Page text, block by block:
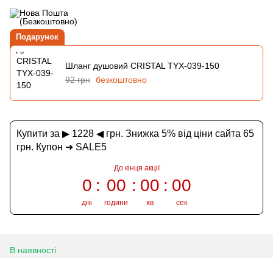
Подарунок
Шланг душовий CRISTAL TYX-039-150
92 грн безкоштовно
Купити за ▶ 1228 ◀ грн. Знижка 5% від ціни сайта 65
грн. Купон ➜ SALE5
До кінця акції
0
дні
00
години
00
хв
00
сек
В наявності